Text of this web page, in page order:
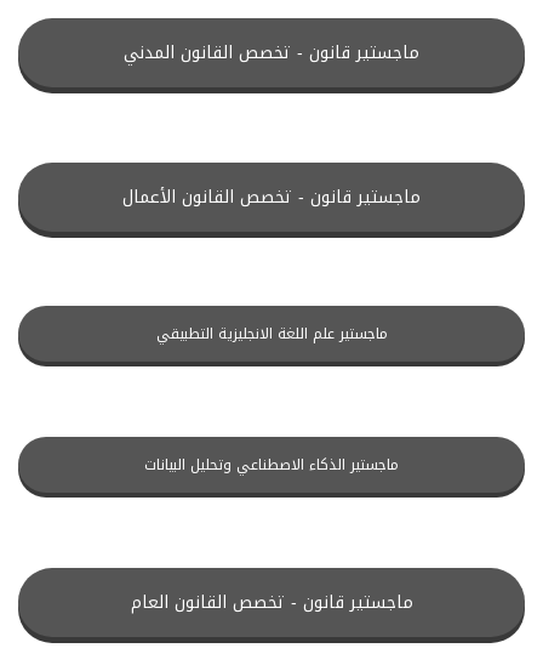
ماجستير قانون - تخصص القانون المدني
ماجستير قانون - تخصص القانون الأعمال
ماجستير علم اللغة الانجليزية التطبيقي
ماجستير الذكاء الاصطناعي وتحليل البيانات
ماجستير قانون - تخصص القانون العام